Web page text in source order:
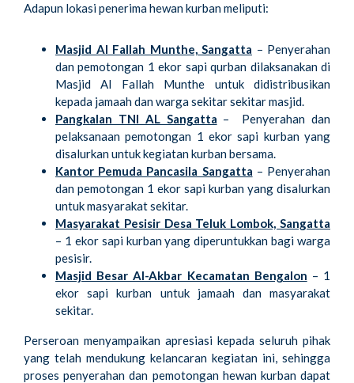
Adapun lokasi penerima hewan kurban meliputi:
Masjid Al Fallah Munthe, Sangatta – Penyerahan
dan pemotongan 1 ekor sapi qurban dilaksanakan di
Masjid Al Fallah Munthe untuk didistribusikan
kepada jamaah dan warga sekitar sekitar masjid.
Pangkalan TNI AL Sangatta – Penyerahan dan
pelaksanaan pemotongan 1 ekor sapi kurban yang
disalurkan untuk kegiatan kurban bersama.
Kantor Pemuda Pancasila Sangatta – Penyerahan
dan pemotongan 1 ekor sapi kurban yang disalurkan
untuk masyarakat sekitar.
Masyarakat Pesisir Desa Teluk Lombok, Sangatta
– 1 ekor sapi kurban yang diperuntukkan bagi warga
pesisir.
Masjid Besar Al-Akbar Kecamatan Bengalon – 1
ekor sapi kurban untuk jamaah dan masyarakat
sekitar.
Perseroan menyampaikan apresiasi kepada seluruh pihak
yang telah mendukung kelancaran kegiatan ini, sehingga
proses penyerahan dan pemotongan hewan kurban dapat